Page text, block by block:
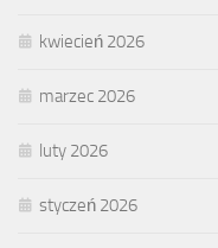
kwiecień 2026
marzec 2026
luty 2026
styczeń 2026